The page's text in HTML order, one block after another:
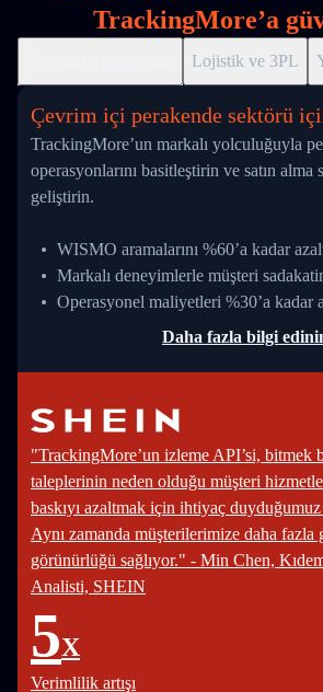
TrackingMore’a
Lojistik ve 3PL
Çevrim içi perakende sektörü
TrackingMore’un markalı yolculuğuyla
operasyonlarını basitleştirin ve satın alma
geliştirin.
WISMO aramalarını %60’a kadar
Markalı deneyimlerle müşteri
Operasyonel maliyetleri %30’a kadar
Daha fazla bilgi
"TrackingMore’un izleme API’si, bitmek
taleplerinin neden olduğu müşteri
baskıyı azaltmak için ihtiyaç
Aynı zamanda müşterilerimize daha fazla
görünürlüğü sağlıyor." - Min Chen,
Analisti, SHEIN
5X
Verimlilik artışı